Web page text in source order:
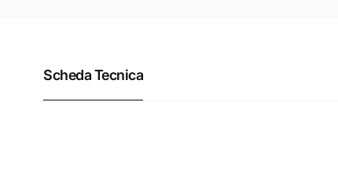
Scheda Tecnica